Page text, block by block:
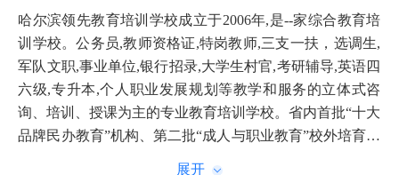
哈尔滨领先教育培训学校成立于2006年,是--家综合教育培
训学校。公务员,教师资格证,特岗教师,三支一扶，选调生,
军队文职,事业单位,银行招录,大学生村官,考研辅导,英语四
六级,专升本,个人职业发展规划等教学和服务的立体式咨
询、培训、授课为主的专业教育培训学校。省内首批“十大
品牌民办教育”机构、第二批“成人与职业教育”校外培育合